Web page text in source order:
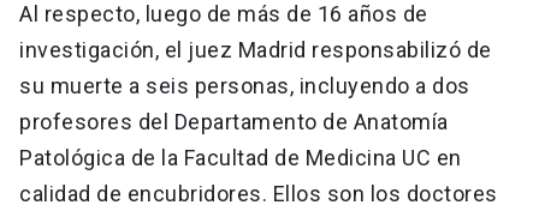
Al respecto, luego de más de 16 años de
investigación, el juez Madrid responsabilizó de
su muerte a seis personas, incluyendo a dos
profesores del Departamento de Anatomía
Patológica de la Facultad de Medicina UC en
calidad de encubridores. Ellos son los doctores